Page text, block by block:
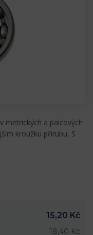
metrických a palcových
kroužku přírubu, S
15,20 Kč
18,40 Kč